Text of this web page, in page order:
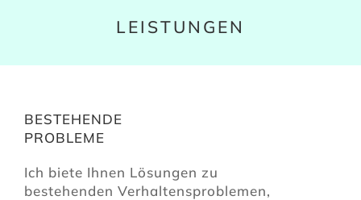
LEISTUNGEN
BESTEHENDE
PROBLEME
Ich biete Ihnen Lösungen zu
bestehenden Verhaltensproblemen,